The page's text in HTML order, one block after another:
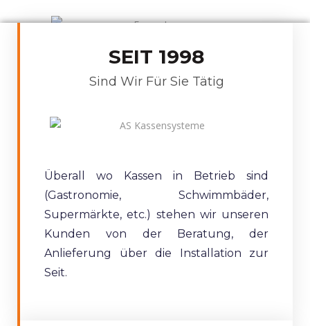
SEIT 1998
Sind Wir Für Sie Tätig
Überall wo Kassen in Betrieb sind
(Gastronomie, Schwimmbäder,
Supermärkte, etc.) stehen wir unseren
Kunden von der Beratung, der
Anlieferung über die Installation zur
Seit.